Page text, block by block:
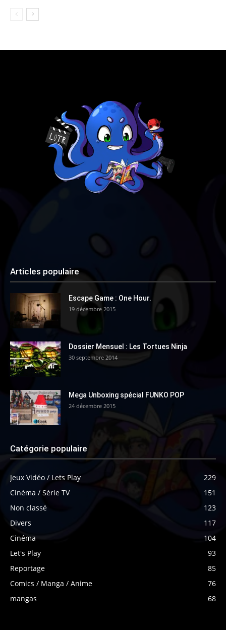
Articles populaire
Escape Game : One Hour.
19 décembre 2015
Dossier Mensuel : Les Tortues Ninja
30 septembre 2014
Mega Unboxing spécial FUNKO POP
24 décembre 2015
Catégorie populaire
Jeux Vidéo / Lets Play
229
Cinéma / Série TV
151
Non classé
123
Divers
117
Cinéma
104
Let's Play
93
Reportage
85
Comics / Manga / Anime
76
mangas
68